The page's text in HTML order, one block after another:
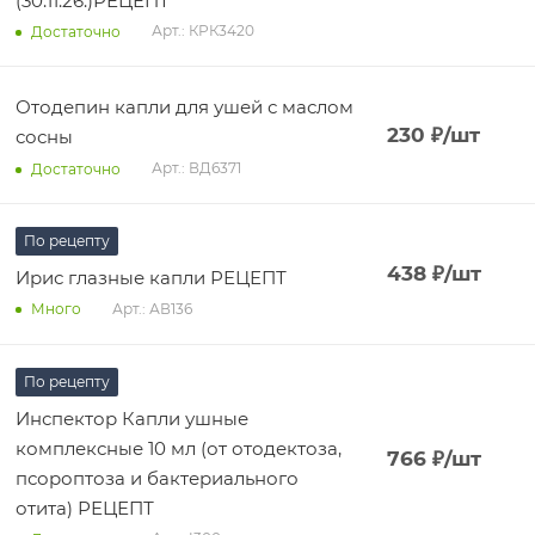
Достаточно Арт.: КРК3420
Отодепин капли для ушей с маслом
сосны
Достаточно Арт.: ВД6371
230 ₽/шт
По рецепту
Ирис глазные капли РЕЦЕПТ
Много Арт.: АВ136
438₽/шт
По рецепту
Инспектор Капли ушные
комплексные 10 мл (от отодектоза,
псороптоза и бактериального
отита) РЕЦЕПТ
766₽/шт